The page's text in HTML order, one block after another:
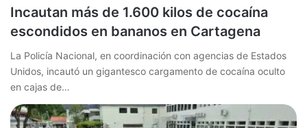
Incautan más de 1.600 kilos de cocaína
escondidos en bananos en Cartagena
La Policía Nacional, en coordinación con agencias de Estados
Unidos, incautó un gigantesco cargamento de cocaína oculto
en cajas de…